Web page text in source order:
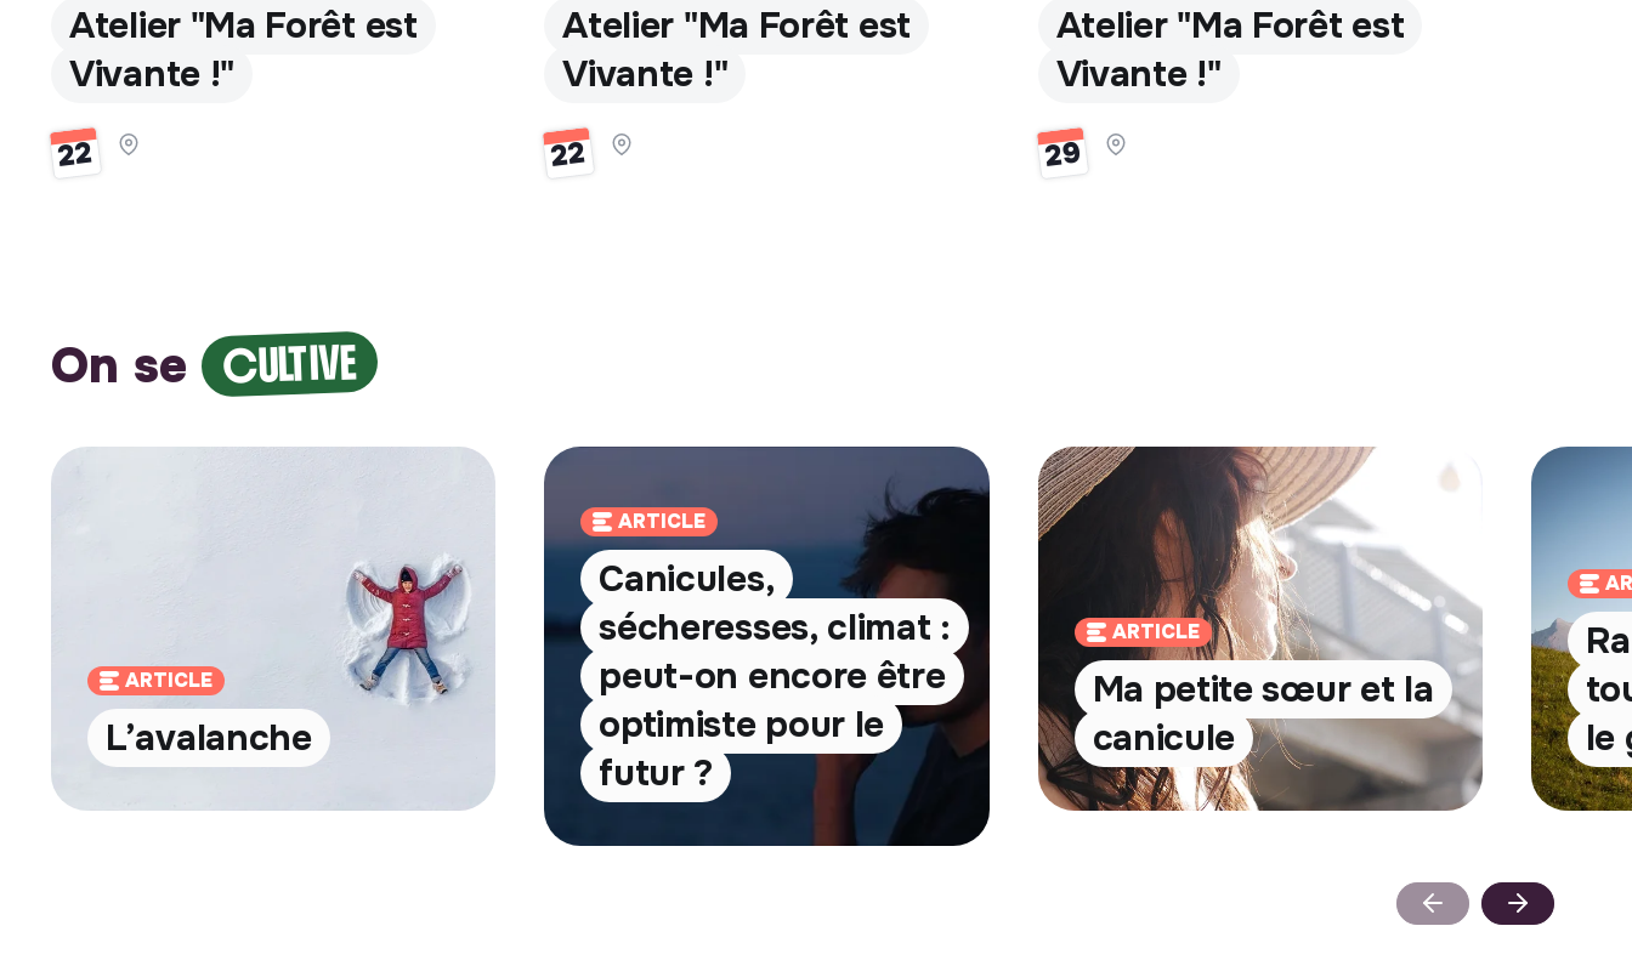
Atelier "Ma Forêt est
Vivante !"
22
Atelier "Ma Forêt est
Vivante !"
22
Atelier "Ma Forêt est
Vivante !"
29
On se CULTIVE
ARTICLE
L’avalanche
ARTICLE
Canicules,
sécheresses, climat :
peut-on encore être
optimiste pour le
futur ?
ARTICLE
Ma petite sœur et la
canicule
le